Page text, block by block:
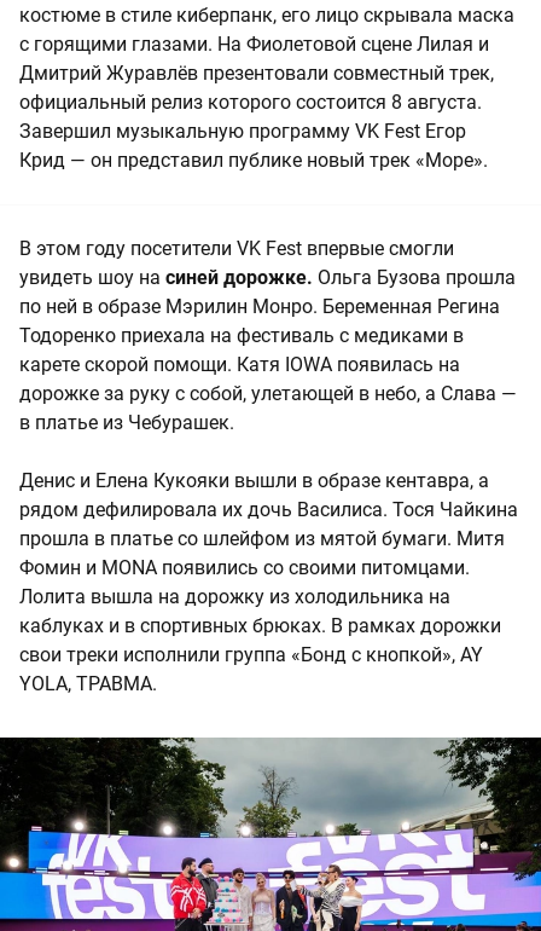
костюме в стиле киберпанк, его лицо скрывала маска
с горящими глазами. На Фиолетовой сцене Лилая и
Дмитрий Журавлёв презентовали совместный трек,
официальный релиз которого состоится 8 августа.
Завершил музыкальную программу VK Fest Егор
Крид — он представил публике новый трек «Море».
В этом году посетители VK Fest впервые смогли
увидеть шоу на синей дорожке. Ольга Бузова прошла
по ней в образе Мэрилин Монро. Беременная Регина
Тодоренко приехала на фестиваль с медиками в
карете скорой помощи. Катя IOWA появилась на
дорожке за руку с собой, улетающей в небо, а Слава —
в платье из Чебурашек.
Денис и Елена Кукояки вышли в образе кентавра, а
рядом дефилировала их дочь Василиса. Тося Чайкина
прошла в платье со шлейфом из мятой бумаги. Митя
Фомин и MONA появились со своими питомцами.
Лолита вышла на дорожку из холодильника на
каблуках и в спортивных брюках. В рамках дорожки
свои треки исполнили группа «Бонд с кнопкой», AY
YOLA, ТРАВМА.